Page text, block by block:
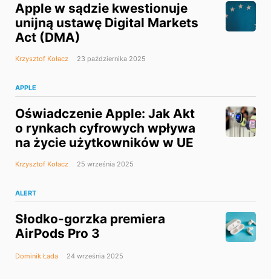
Apple w sądzie kwestionuje
unijną ustawę Digital Markets
Act (DMA)
Krzysztof Kołacz 23 października 2025
APPLE
Oświadczenie Apple: Jak Akt
o rynkach cyfrowych wpływa
na życie użytkowników w UE
Krzysztof Kołacz 25 września 2025
ALERT
Słodko-gorzka premiera
AirPods Pro 3
Dominik Łada 24 września 2025